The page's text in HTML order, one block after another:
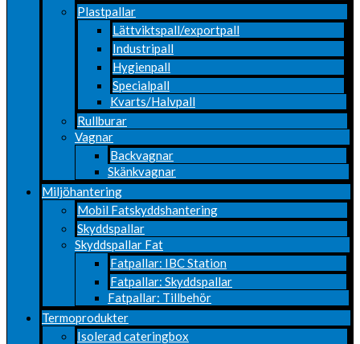
Plastpallar
Lättviktspall/exportpall
Industripall
Hygienpall
Specialpall
Kvarts/Halvpall
Rullburar
Vagnar
Backvagnar
Skänkvagnar
Miljöhantering
Mobil Fatskyddshantering
Skyddspallar
Skyddspallar Fat
Fatpallar: IBC Station
Fatpallar: Skyddspallar
Fatpallar: Tillbehör
Termoprodukter
Isolerad cateringbox